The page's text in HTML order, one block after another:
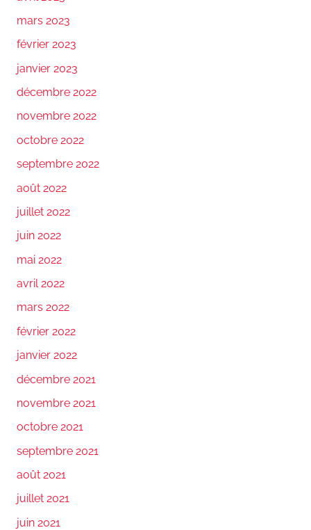
mars 2023
février 2023
janvier 2023
décembre 2022
novembre 2022
octobre 2022
septembre 2022
août 2022
juillet 2022
juin 2022
mai 2022
avril 2022
mars 2022
février 2022
janvier 2022
décembre 2021
novembre 2021
octobre 2021
septembre 2021
août 2021
juillet 2021
juin 2021